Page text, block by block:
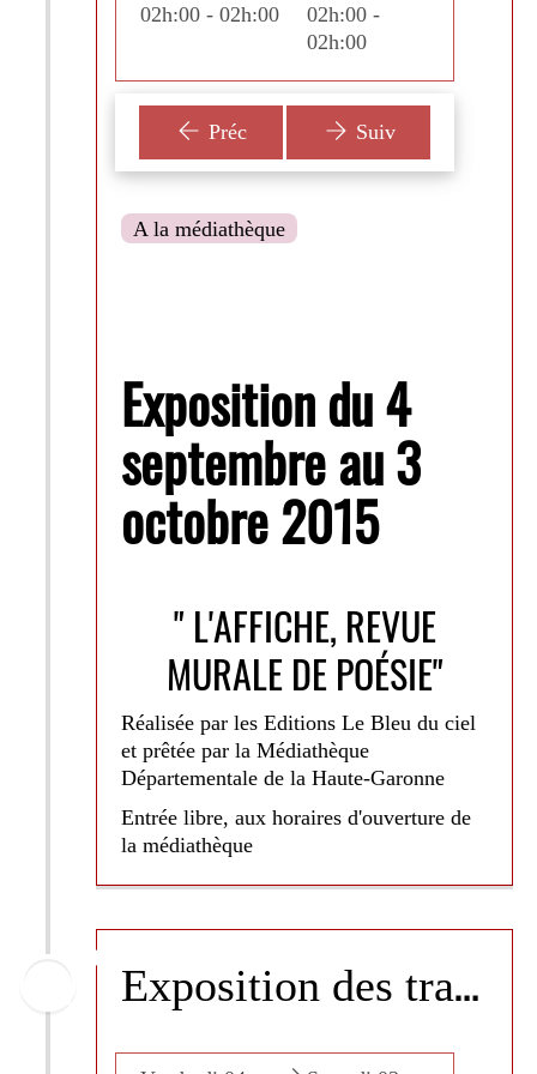
du monde» ! Elle est largement inspirée
de ses 2 ouvrages : «Le tour du monde de
l'art» et «Regarde la peinture à travers les
siècles».
02h:00 - 02h:00
02h:00 -
02h:00
Préc Suiv
A la médiathèque
Exposition du 4
septembre au 3
octobre 2015
" L'AFFICHE, REVUE
MURALE DE POÉSIE"
Réalisée par les Editions Le Bleu du ciel
et prêtée par la Médiathèque
Départementale de la Haute-Garonne
Entrée libre, aux horaires d'ouverture de
la médiathèque
son lectorat de manière efficace. Il fonda
alors une revue dont chaque numéro prit
littéraire et une proposition plastique afin
E
xposition des travaux des élèves de l'association "Musicolor"